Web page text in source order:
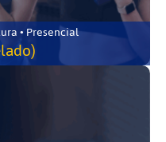
• Presencial